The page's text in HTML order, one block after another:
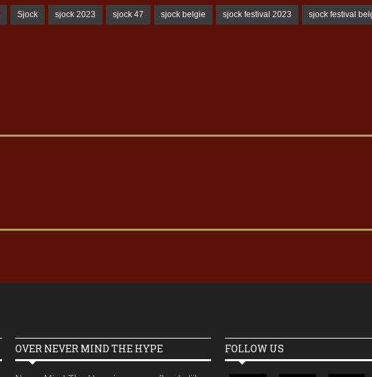
Sjock sjock 2023 sjock 47 sjock belgie sjock festival 2023 sjock festival
OVER NEVER MIND THE HYPE FOLLOW US